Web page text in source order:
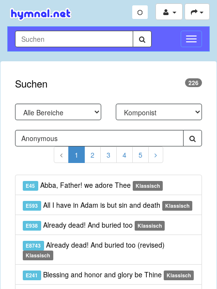
Suchen 226
1 2 3 4 5
E45 Abba, Father! we adore Thee Klassisch
E593 All I have in Adam is but sin and death Klassisch
E938 Already dead! And buried too Klassisch
E8743 Already dead! And buried too (revised)
Klassisch
E241 Blessing and honor and glory be Thine Klassisch